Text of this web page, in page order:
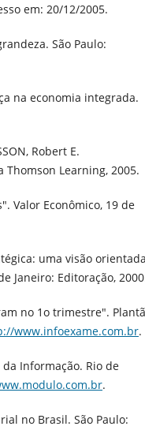
em: 20/12/2005.
São Paulo:
na economia integrada.
Robert E.
Thomson Learning, 2005.
Valor Econômico, 19 de
uma visão orientada
Janeiro: Editoração,
no 1o trimestre".
www.infoexame.com.br.
da Informação. Rio de
.
no Brasil. São Paulo: